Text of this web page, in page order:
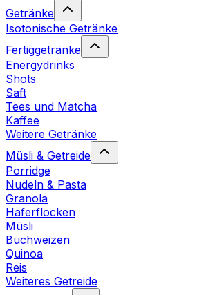
Getränke
Isotonische Getränke
Fertiggetränke
Energydrinks
Shots
Saft
Tees und Matcha
Kaffee
Weitere Getränke
Müsli & Getreide
Porridge
Nudeln & Pasta
Granola
Haferflocken
Müsli
Buchweizen
Quinoa
Reis
Weiteres Getreide